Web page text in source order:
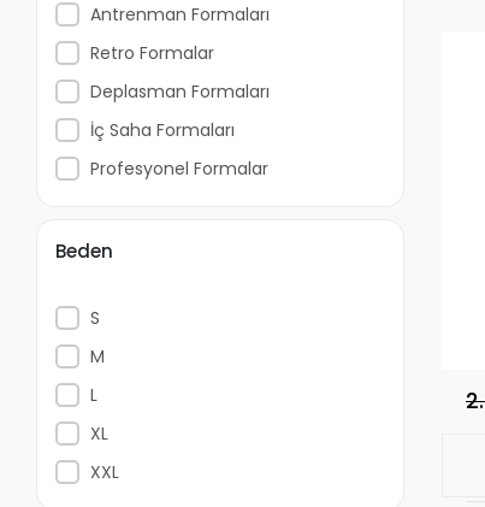
Antrenman Formaları
Retro Formalar
Deplasman Formaları
İç Saha Formaları
Profesyonel Formalar
Beden
S
M
L
XL
XXL